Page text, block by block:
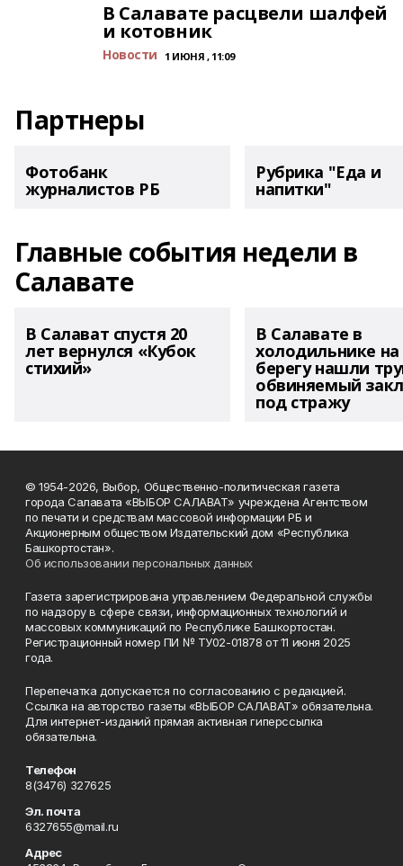
В Салавате расцвели шалфей
и котовник
Новости 1 ИЮНЯ , 11:09
Партнеры
Фотобанк
журналистов РБ
Рубрика "Еда и
напитки"
Главные события недели в
Салавате
В Салават спустя 20
лет вернулся «Кубок
стихий»
В Салавате в
холодильнике на
берегу нашли
обвиняемый
под стражу
© 1954-2026, Выбор, Общественно-политическая газета
города Салавата «ВЫБОР САЛАВАТ» учреждена Агентством
по печати и средствам массовой информации РБ и
Акционерным обществом Издательский дом «Республика
Башкортостан».
Об использовании персональных данных
Газета зарегистрирована управлением Федеральной службы
по надзору в сфере связи, информационных технологий и
массовых коммуникаций по Республике Башкортостан.
Регистрационный номер ПИ № ТУ02-01878 от 11 июня 2025
года.
Перепечатка допускается по согласованию с редакцией.
Ссылка на авторство газеты «ВЫБОР САЛАВАТ» обязательна.
Для интернет-изданий прямая активная гиперссылка
обязательна.
Телефон
8(3476) 327625
Эл. почта
6327655@mail.ru
Адрес